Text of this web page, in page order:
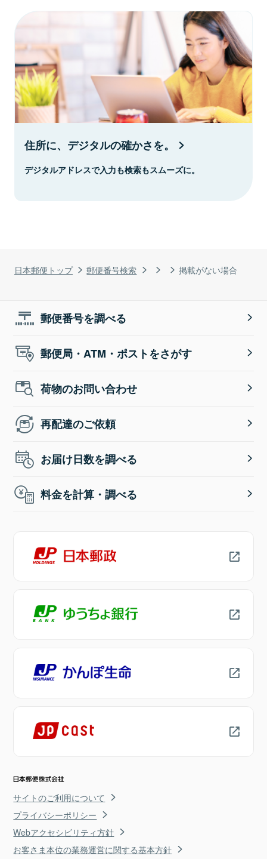
日本郵便トップ 郵便番号検索 掲載がない場合
住所に、デジタルの確かさを。
デジタルアドレスで入力も検索もスムーズに。
郵便番号を調べる
郵便局・ATM・ポストをさがす
荷物のお問い合わせ
再配達のご依頼
お届け日数を調べる
料金を計算・調べる
サイトのご利用について
プライバシーポリシー
Webアクセシビリティ方針
お客さま本位の業務運営に関する基本方針